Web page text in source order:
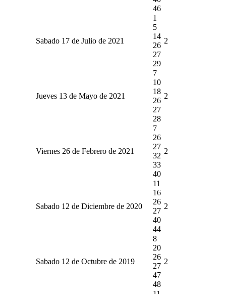
46
Sabado 17 de Julio de 2021
1
5
14
26
27
29
2
Jueves 13 de Mayo de 2021
7
10
18
26
27
28
2
Viernes 26 de Febrero de 2021
7
26
27
32
33
40
2
Sabado 12 de Diciembre de 2020
11
16
26
27
40
44
2
Sabado 12 de Octubre de 2019
8
20
26
27
47
48
2